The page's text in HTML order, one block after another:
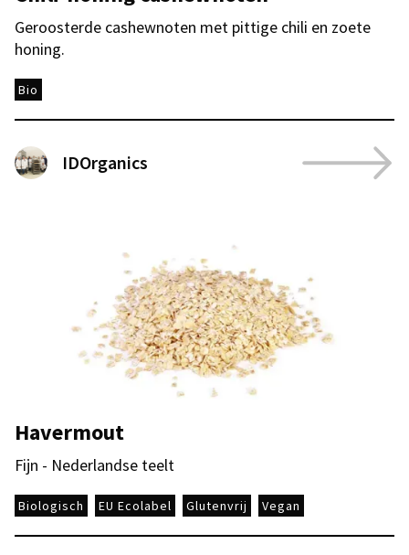
Geroosterde cashewnoten met pittige chili en zoete
honing.
Bio
IDOrganics
Havermout
Fijn - Nederlandse teelt
Biologisch EU Ecolabel Glutenvrij Vegan